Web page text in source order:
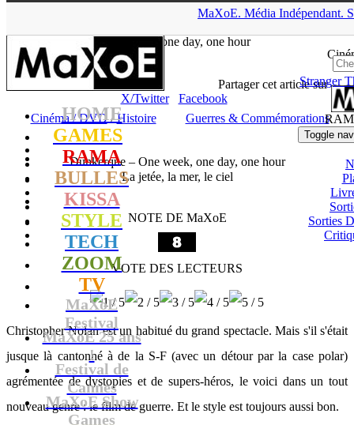
MaXoE. Média Indépendant.
HOME
GAMES
RAMA
BULLES
KISSA
STYLE
TECH
ZOOM
TV
MaXoE
Festival
MaXoE 25 ans
!
Festival de
Cannes
MaXoE Show
Games
Ciné
Stranger
Toggle
Sorties
One week, one day, one hour
Partager cet article sur
X/Twitter
Facebook
Cinéma / DVD/Histoire Guerres & Commémorations
Dunkerque – One week, one day, one hour
La jetée, la mer, le ciel
NOTE DE MaXoE
VOTE DES LECTEURS
Christopher Nolan est un habitué du grand spectacle. Mais s'il s'était
jusque là cantonné à de la S-F (avec un détour par la case polar)
agrémentée de dystopies et de supers-héros, le voici dans un tout
nouveau genre : le film de guerre. Et le style est toujours aussi bon.